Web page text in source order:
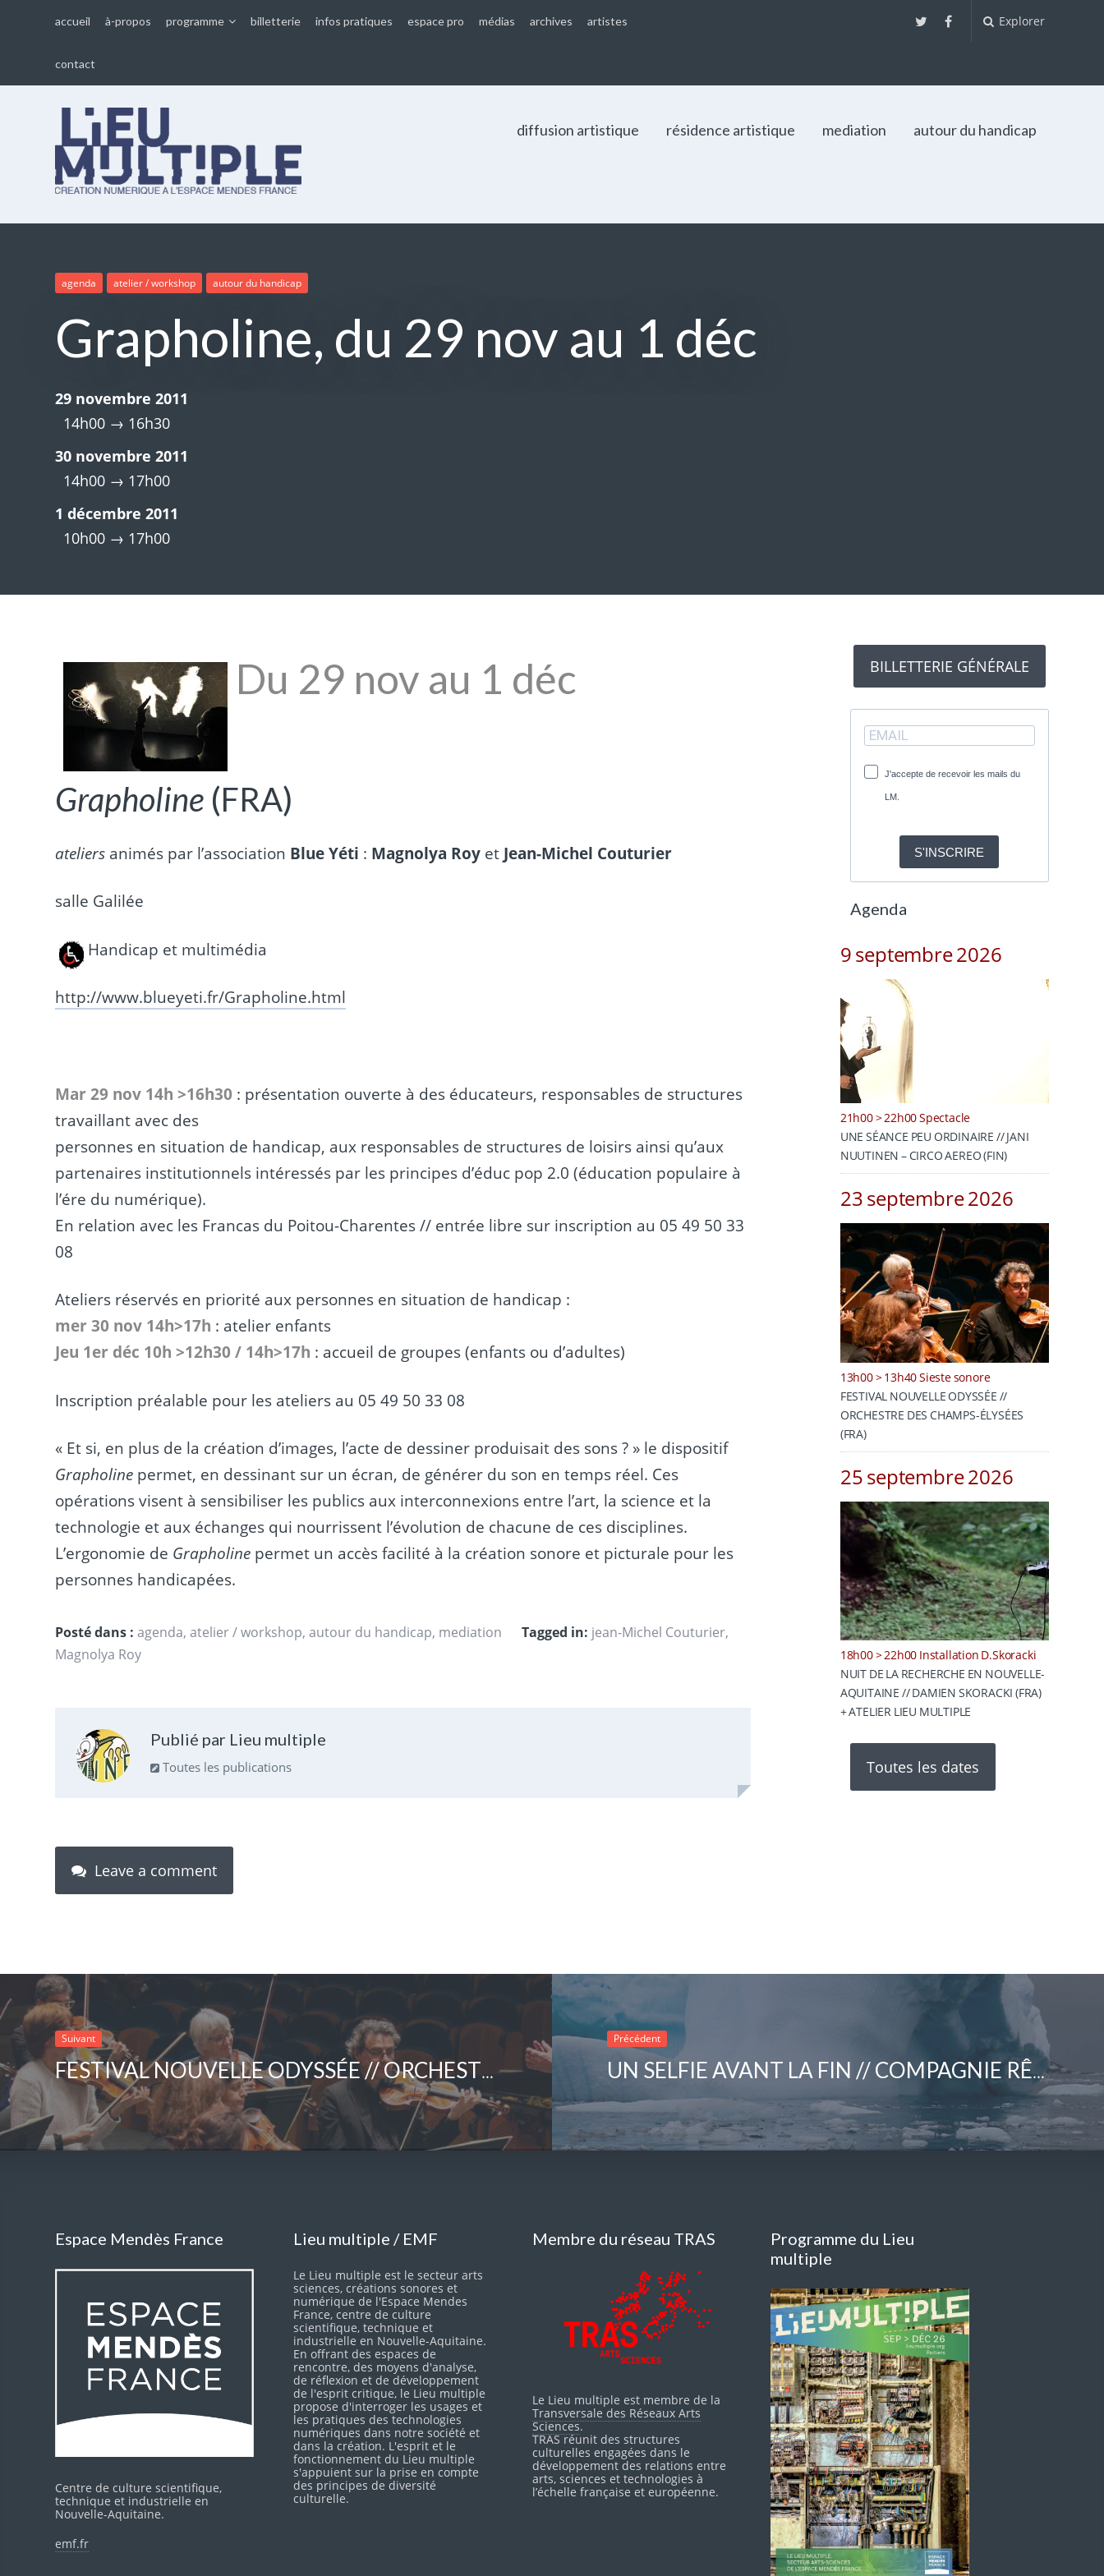
accueil à-propos programme billetterie infos pratiques espace pro médias archives artistes
contact
Explorer
diffusion artistique résidence artistique mediation autour du handicap
agenda atelier / workshop autour du handicap
Grapholine, du 29 nov au 1 déc
29 novembre 2011
14h00 → 16h30
30 novembre 2011
14h00 → 17h00
1 décembre 2011
10h00 → 17h00
Du 29 nov au 1 déc
Grapholine (FRA)
ateliers animés par l’association Blue Yéti : Magnolya Roy et Jean-Michel Couturier
salle Galilée
Handicap et multimédia
http://www.blueyeti.fr/Grapholine.html
Mar 29 nov 14h >16h30 : présentation ouverte à des éducateurs, responsables de structures
travaillant avec des
personnes en situation de handicap, aux responsables de structures de loisirs ainsi qu’aux
partenaires institutionnels intéressés par les principes d’éduc pop 2.0 (éducation populaire à
l’ére du numérique).
En relation avec les Francas du Poitou-Charentes // entrée libre sur inscription au 05 49 50 33
08
Ateliers réservés en priorité aux personnes en situation de handicap :
mer 30 nov 14h>17h : atelier enfants
Jeu 1er déc 10h >12h30 / 14h>17h : accueil de groupes (enfants ou d’adultes)
Inscription préalable pour les ateliers au 05 49 50 33 08
« Et si, en plus de la création d’images, l’acte de dessiner produisait des sons ? » le dispositif
Grapholine permet, en dessinant sur un écran, de générer du son en temps réel. Ces
opérations visent à sensibiliser les publics aux interconnexions entre l’art, la science et la
technologie et aux échanges qui nourrissent l’évolution de chacune de ces disciplines.
L’ergonomie de Grapholine permet un accès facilité à la création sonore et picturale pour les
personnes handicapées.
Posté dans : agenda,atelier / workshop,autour du handicap, mediation Tagged in: jean-Michel Couturier,
Magnolya Roy
Publié par Lieu multiple
Toutes les publications
Leave a comment
BILLETTERIE GÉNÉRALE
J'accepte de recevoir les mails du
LM.
S'INSCRIRE
Agenda
9 septembre 2026
21h00 > 22h00 Spectacle
UNE SÉANCE PEU ORDINAIRE // JANI
NUUTINEN – CIRCO AEREO (FIN)
23 septembre 2026
13h00 > 13h40 Sieste sonore
FESTIVAL NOUVELLE ODYSSÉE //
ORCHESTRE DES CHAMPS-ÉLYSÉES
(FRA)
25 septembre 2026
18h00 > 22h00 Installation D.Skoracki
NUIT DE LA RECHERCHE EN NOUVELLE-
AQUITAINE // DAMIEN SKORACKI (FRA)
+ ATELIER LIEU MULTIPLE
Toutes les dates
Suivant
FESTIVAL NOUVELLE ODYSSÉE // ORCHESTRE DES CHAMPS-ÉLYSÉES (FRA)
Précédent
UN SELFIE AVANT LA FIN // COMPAGNIE RÊVOLANTE – PAULINE PIDOUX (FRA)
Espace Mendès France
Centre de culture scientifique,
technique et industrielle en
Nouvelle-Aquitaine.
emf.fr
Lieu multiple / EMF
Le Lieu multiple est le secteur arts
sciences, créations sonores et
numérique de l'Espace Mendes
France, centre de culture
scientifique, technique et
industrielle en Nouvelle-Aquitaine.
En offrant des espaces de
rencontre, des moyens d'analyse,
de réflexion et de développement
de l'esprit critique, le Lieu multiple
propose d'interroger les usages et
les pratiques des technologies
numériques dans notre société et
dans la création. L'esprit et le
fonctionnement du Lieu multiple
s'appuient sur la prise en compte
des principes de diversité
culturelle.
Membre du réseau TRAS
Le Lieu multiple est membre de la
Transversale des Réseaux Arts
Sciences.
TRAS réunit des structures
culturelles engagées dans le
développement des relations entre
arts, sciences et technologies à
l’échelle française et européenne.
Programme du Lieu
multiple